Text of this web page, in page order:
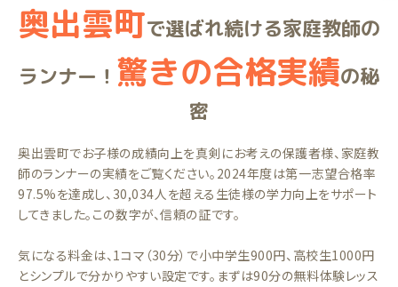
奥出雲町で選ばれ続ける家庭教師の
ランナー！ 驚きの合格実績の秘
密
奥出雲町でお子様の成績向上を真剣にお考えの保護者様、家庭教
師のランナーの実績をご覧ください。2024年度は第一志望合格率
97.5%を達成し、30,034人を超える生徒様の学力向上をサポート
してきました。この数字が、信頼の証です。
気になる料金は、1コマ（30分）で小中学生900円、高校生1000円
とシンプルで分かりやすい設定です。まずは90分の無料体験レッス